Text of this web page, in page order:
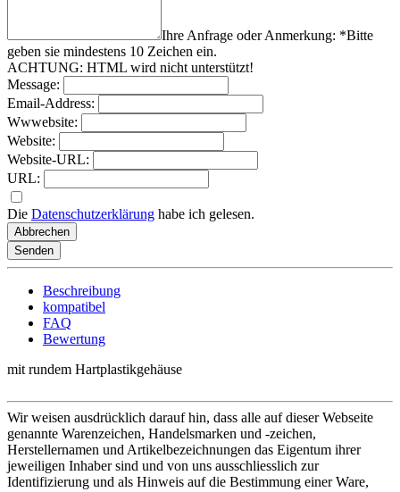
Ihre Anfrage oder Anmerkung: *Bitte
geben sie mindestens 10 Zeichen ein.
ACHTUNG: HTML wird nicht unterstützt!
Message:
Email-Address:
Wwwebsite:
Website:
Website-URL:
URL:
Die Datenschutzerklärung habe ich gelesen.
Abbrechen
Senden
Beschreibung
kompatibel
FAQ
Bewertung
mit rundem Hartplastikgehäuse
Wir weisen ausdrücklich darauf hin, dass alle auf dieser Webseite
genannte Warenzeichen, Handelsmarken und -zeichen,
Herstellernamen und Artikelbezeichnungen das Eigentum ihrer
jeweiligen Inhaber sind und von uns ausschliesslich zur
Identifizierung und als Hinweis auf die Bestimmung einer Ware,